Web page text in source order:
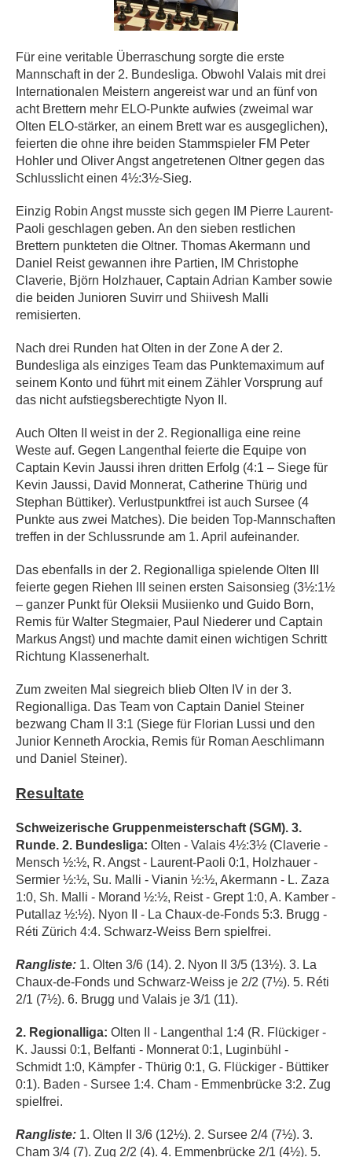
Für eine veritable Überraschung sorgte die erste
Mannschaft in der 2. Bundesliga. Obwohl Valais mit drei
Internationalen Meistern angereist war und an fünf von
acht Brettern mehr ELO-Punkte aufwies (zweimal war
Olten ELO-stärker, an einem Brett war es ausgeglichen),
feierten die ohne ihre beiden Stammspieler FM Peter
Hohler und Oliver Angst angetretenen Oltner gegen das
Schlusslicht einen 4½:3½-Sieg.
Einzig Robin Angst musste sich gegen IM Pierre Laurent-
Paoli geschlagen geben. An den sieben restlichen
Brettern punkteten die Oltner. Thomas Akermann und
Daniel Reist gewannen ihre Partien, IM Christophe
Claverie, Björn Holzhauer, Captain Adrian Kamber sowie
die beiden Junioren Suvirr und Shiivesh Malli
remisierten.
Nach drei Runden hat Olten in der Zone A der 2.
Bundesliga als einziges Team das Punktemaximum auf
seinem Konto und führt mit einem Zähler Vorsprung auf
das nicht aufstiegsberechtigte Nyon II.
Auch Olten II weist in der 2. Regionalliga eine reine
Weste auf. Gegen Langenthal feierte die Equipe von
Captain Kevin Jaussi ihren dritten Erfolg (4:1 – Siege für
Kevin Jaussi, David Monnerat, Catherine Thürig und
Stephan Büttiker). Verlustpunktfrei ist auch Sursee (4
Punkte aus zwei Matches). Die beiden Top-Mannschaften
treffen in der Schlussrunde am 1. April aufeinander.
Das ebenfalls in der 2. Regionalliga spielende Olten III
feierte gegen Riehen III seinen ersten Saisonsieg (3½:1½
– ganzer Punkt für Oleksii Musiienko und Guido Born,
Remis für Walter Stegmaier, Paul Niederer und Captain
Markus Angst) und machte damit einen wichtigen Schritt
Richtung Klassenerhalt.
Zum zweiten Mal siegreich blieb Olten IV in der 3.
Regionalliga. Das Team von Captain Daniel Steiner
bezwang Cham II 3:1 (Siege für Florian Lussi und den
Junior Kenneth Arockia, Remis für Roman Aeschlimann
und Daniel Steiner).
Resultate
Schweizerische Gruppenmeisterschaft (SGM). 3.
Runde. 2. Bundesliga: Olten - Valais 4½:3½ (Claverie -
Mensch ½:½, R. Angst - Laurent-Paoli 0:1, Holzhauer -
Sermier ½:½, Su. Malli - Vianin ½:½, Akermann - L. Zaza
1:0, Sh. Malli - Morand ½:½, Reist - Grept 1:0, A. Kamber -
Putallaz ½:½). Nyon II - La Chaux-de-Fonds 5:3. Brugg -
Réti Zürich 4:4. Schwarz-Weiss Bern spielfrei.
Rangliste: 1. Olten 3/6 (14). 2. Nyon II 3/5 (13½). 3. La
Chaux-de-Fonds und Schwarz-Weiss je 2/2 (7½). 5. Réti
2/1 (7½). 6. Brugg und Valais je 3/1 (11).
2. Regionalliga: Olten II - Langenthal 1:4 (R. Flückiger -
K. Jaussi 0:1, Belfanti - Monnerat 0:1, Luginbühl -
Schmidt 1:0, Kämpfer - Thürig 0:1, G. Flückiger - Büttiker
0:1). Baden - Sursee 1:4. Cham - Emmenbrücke 3:2. Zug
spielfrei.
Rangliste: 1. Olten II 3/6 (12½). 2. Sursee 2/4 (7½). 3.
Cham 3/4 (7). Zug 2/2 (4). 4. Emmenbrücke 2/1 (4½). 5.